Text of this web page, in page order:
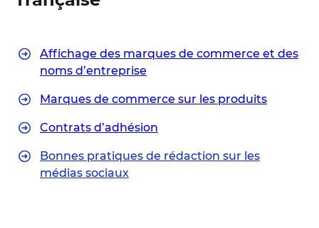
Affichage des marques de commerce et des
noms d’entreprise
Marques de commerce sur les produits
Contrats d’adhésion
Bonnes pratiques de rédaction sur les
médias sociaux